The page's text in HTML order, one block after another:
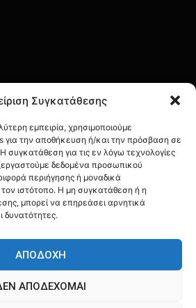
Συγκατάθεσης
εμπειρία, χρησιμοποιούμε
για την αποθήκευση ή/και την πρόσβαση σε
για τις εν λόγω τεχνολογίες
δεδομένα προσωπικού
περιήγησης ή μοναδικά
ιστότοπο. Η μη συγκατάθεση ή η
μπορεί να επηρεάσει αρνητικά
δυνατότητες.
ΑΠΟΔΟΧΉ
ΑΠΟΔΈΧΟΜΑΙ
YOUTUBE